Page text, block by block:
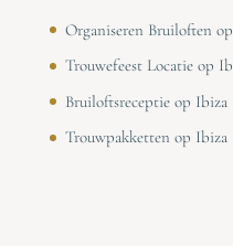
Organiseren Bruiloften
Trouwefeest Locatie op
Bruiloftsreceptie op Ibiza
Trouwpakketten op Ibiza